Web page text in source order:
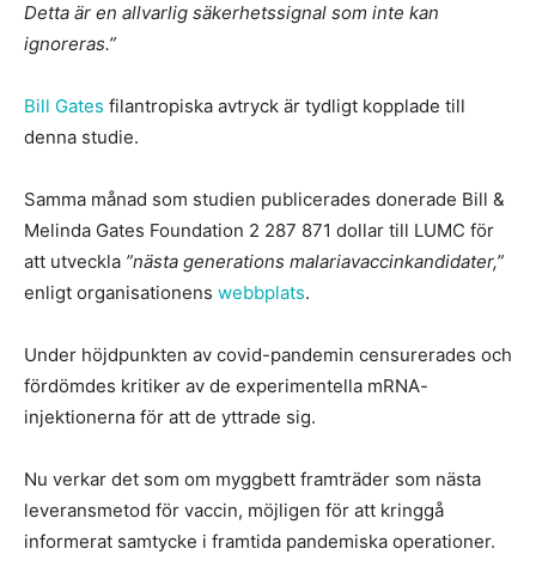
Detta är en allvarlig säkerhetssignal som inte kan
ignoreras.”
Bill Gates filantropiska avtryck är tydligt kopplade till
denna studie.
Samma månad som studien publicerades donerade Bill &
Melinda Gates Foundation 2 287 871 dollar till LUMC för
att utveckla ”nästa generations malariavaccinkandidater,”
enligt organisationens webbplats.
Under höjdpunkten av covid-pandemin censurerades och
fördömdes kritiker av de experimentella mRNA-
injektionerna för att de yttrade sig.
Nu verkar det som om myggbett framträder som nästa
leveransmetod för vaccin, möjligen för att kringgå
informerat samtycke i framtida pandemiska operationer.